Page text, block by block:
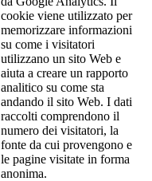
cookie viene utilizzato per
memorizzare informazioni
su come i visitatori
utilizzano un sito Web e
aiuta a creare un rapporto
analitico su come sta
andando il sito Web. I dati
raccolti comprendono il
numero dei visitatori, la
fonte da cui provengono e
le pagine visitate in forma
anonima.